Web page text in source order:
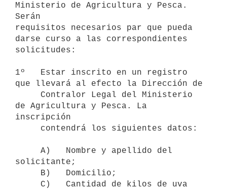
Ministerio de Agricultura y Pesca.
Serán
requisitos necesarios par que pueda
darse curso a las correspondientes
solicitudes:
1º   Estar inscrito en un registro
que llevará al efecto la Dirección de
de Agricultura y Pesca. La
inscripción
solicitante;